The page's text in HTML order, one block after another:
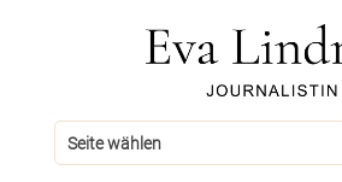
Seite wählen